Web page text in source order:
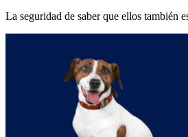
La seguridad de saber que ellos también